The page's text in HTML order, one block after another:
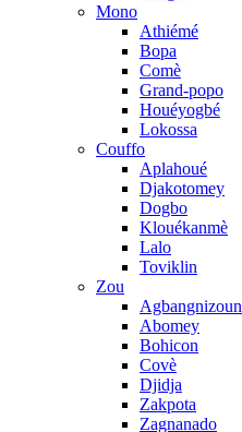
Mono
Athiémé
Bopa
Comè
Grand-popo
Houéyogbé
Lokossa
Couffo
Aplahoué
Djakotomey
Dogbo
Klouékanmè
Lalo
Toviklin
Zou
Agbangnizoun
Abomey
Bohicon
Covè
Djidja
Zakpota
Zagnanado